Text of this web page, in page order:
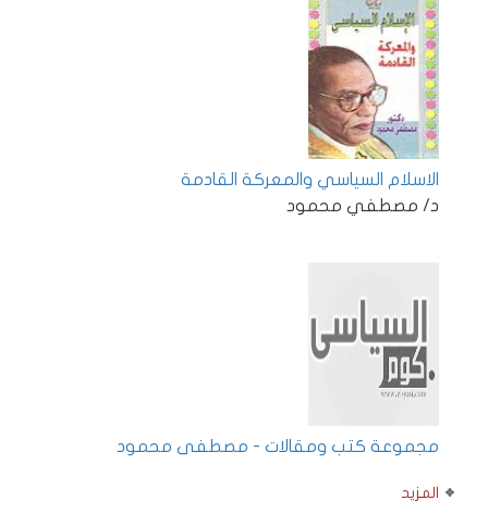
الاسلام السياسي والمعركة القادمة
د/ مصطفي محمود
مجموعة كتب ومقالات - مصطفى محمود
المزيد